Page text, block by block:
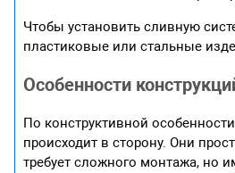
Чтобы установить сливную
пластиковые или стальные
Особенности
По конструктивной
происходит в сторону. Они
требует сложного монтажа, но